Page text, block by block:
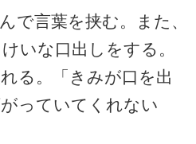
で言葉を挟む。また、
いな口出しをする。
る。「きみが口を出
っていてくれない